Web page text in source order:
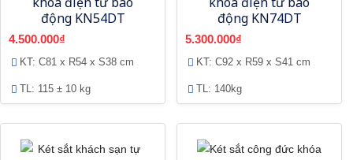
động KN54DT
4.500.000₫
KT: C81 x R54 x S38 cm
TL: 115 ± 10 kg
động KN74DT
5.300.000₫
KT: C92 x R59 x S41 cm
TL: 140kg